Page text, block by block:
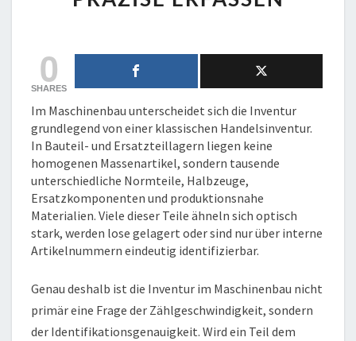
0
SHARES
Im Maschinenbau unterscheidet sich die Inventur
grundlegend von einer klassischen Handelsinventur.
In Bauteil- und Ersatzteillagern liegen keine
homogenen Massenartikel, sondern tausende
unterschiedliche Normteile, Halbzeuge,
Ersatzkomponenten und produktionsnahe
Materialien. Viele dieser Teile ähneln sich optisch
stark, werden lose gelagert oder sind nur über interne
Artikelnummern eindeutig identifizierbar.
Genau deshalb ist die Inventur im Maschinenbau nicht
primär eine Frage der Zählgeschwindigkeit, sondern
der Identifikationsgenauigkeit. Wird ein Teil dem